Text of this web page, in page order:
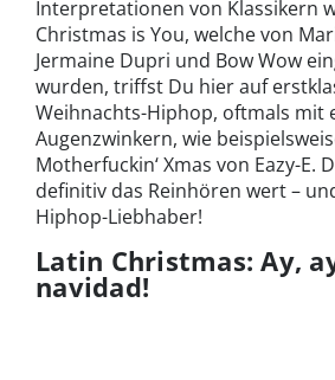
Interpretationen von Klassikern
Christmas is You, welche von
Jermaine Dupri und Bow Wow
wurden, triffst Du hier auf
Weihnachts-Hiphop, oftmals mit
Augenzwinkern, wie
Motherfuckin‘ Xmas von Eazy-E.
definitiv das Reinhören wert –
Hiphop-Liebhaber!
Latin Christmas: Ay,
navidad!